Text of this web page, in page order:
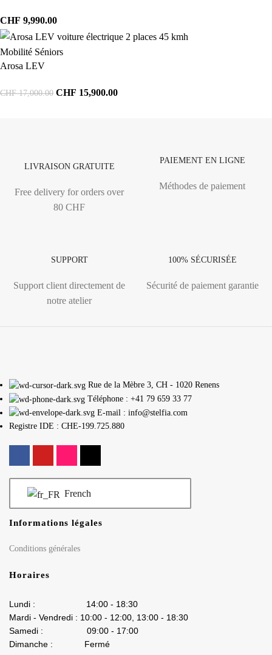
CHF 9,990.00
Mobilité Séniors
Arosa LEV
CHF17,000.00 CHF 15,900.00
LIVRAISON GRATUITE
Free delivery for orders over
80 CHF
PAIEMENT EN LIGNE
Méthodes de paiement
SUPPORT
Support client directement de
notre atelier
100% SÉCURISÉE
Sécurité de paiement garantie
Rue de la Mèbre 3, CH - 1020 Renens
Téléphone : +41 79 659 33 77
E-mail : info@stelfia.com
Registre IDE : CHE-199.725.880
French
Informations légales
Conditions générales
Horaires
Lundi : 14:00 - 18:30
Mardi - Vendredi : 10:00 - 12:00, 13:00 - 18:30
Samedi : 09:00 - 17:00
Dimanche : Fermé